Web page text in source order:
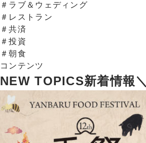
＃ラブ＆ウェディング
＃レストラン
＃共済
＃投資
＃朝食
コンテンツ
NEW TOPICS新着情報＼